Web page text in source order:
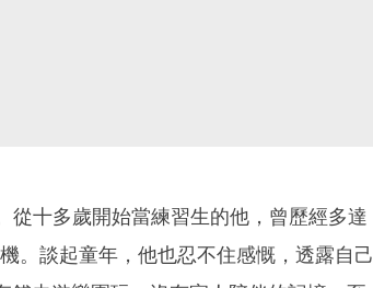
從十多歲開始當練習生的他，曾歷經多達
。談起童年，他也忍不住感慨，透露自己